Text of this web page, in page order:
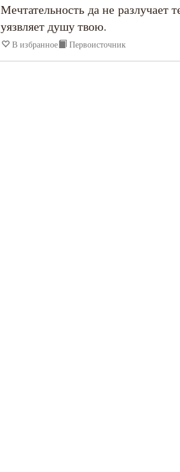
Мечтательность да не разлучает
уязвляет душу твою.
В избранное Первоисточник